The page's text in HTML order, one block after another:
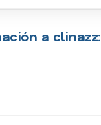
a clinazz: